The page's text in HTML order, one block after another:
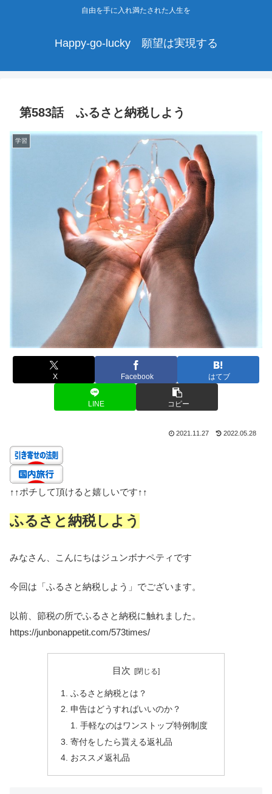
自由を手に入れ満たされた人生を
Happy-go-lucky 願望は実現する
第583話 ふるさと納税しよう
学習
X Facebook はてブ
LINE コピー
2021.11.27 2022.05.28
↑↑ポチして頂けると嬉しいです↑↑
ふるさと納税しよう
みなさん、こんにちはジュンボナペティです
今回は「ふるさと納税しよう」でございます。
以前、節税の所でふるさと納税に触れました。
https://junbonappetit.com/573times/
目次
ふるさと納税とは？
申告はどうすればいいのか？
手軽なのはワンストップ特例制度
寄付をしたら貰える返礼品
おススメ返礼品